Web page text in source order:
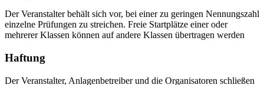
Der Veranstalter behält sich vor, bei einer zu geringen Nennungszahl
einzelne Prüfungen zu streichen. Freie Startplätze einer oder
mehrerer Klassen können auf andere Klassen übertragen werden
Haftung
Der Veranstalter, Anlagenbetreiber und die Organisatoren schließen